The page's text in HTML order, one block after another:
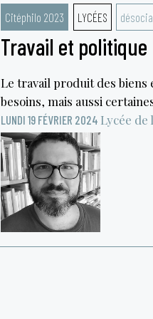
Citéphilo 2023 LYCÉES
Travail et politique
Le travail produit des biens
besoins, mais aussi
LUNDI 19 FÉVRIER 2024 Lycée de